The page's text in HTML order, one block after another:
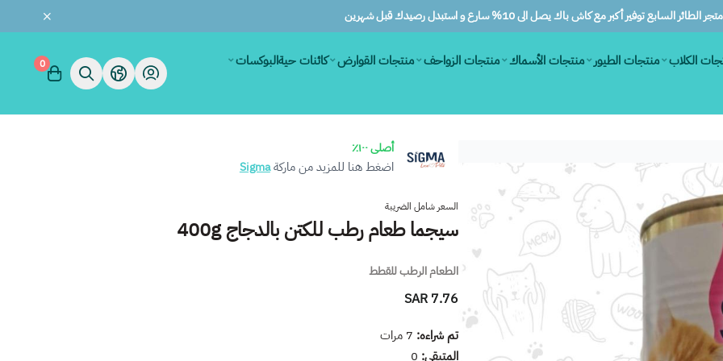
الطائر السابع توفير أكبر مع كاش باك يصل الى 10% سارع و استبدل رصيدك قبل شهرين
الكلاب منتجات الطيور منتجات الأسماك منتجات الزواحف منتجات القوارض كائنات حيةالبوكسات
0
أصلى ١٠٠٪
اضغط هنا للمزيد من ماركةSigma
السعر شامل الضريبة
سيجما طعام رطب للكتن بالدجاج 400g
الطعام الرطب للقطط
7.76 SAR
تم شراءه: 7 مرات
المتبقي: 0